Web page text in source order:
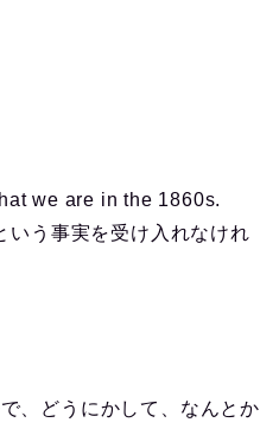
we are in the 1860s.
いう事実を受け入れなけれ
、どうにかして、なんとか